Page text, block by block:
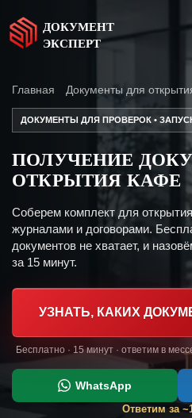
ДОКУМЕНТ
ЭКСПЕРТ
Главная Документы для
ДОКУМЕНТЫ ДЛЯ ПРОВЕРОК •
ПОЛУЧЕНИЕ
ОТКРЫТИЯ КАФЕ
Соберем комплект для
журналами и договорами.
документов не хватает, и
за 15 минут.
УЗНАТЬ, КАКИХ
Бесплатно · 15 минут · ответим в
WhatsApp
Ответим за